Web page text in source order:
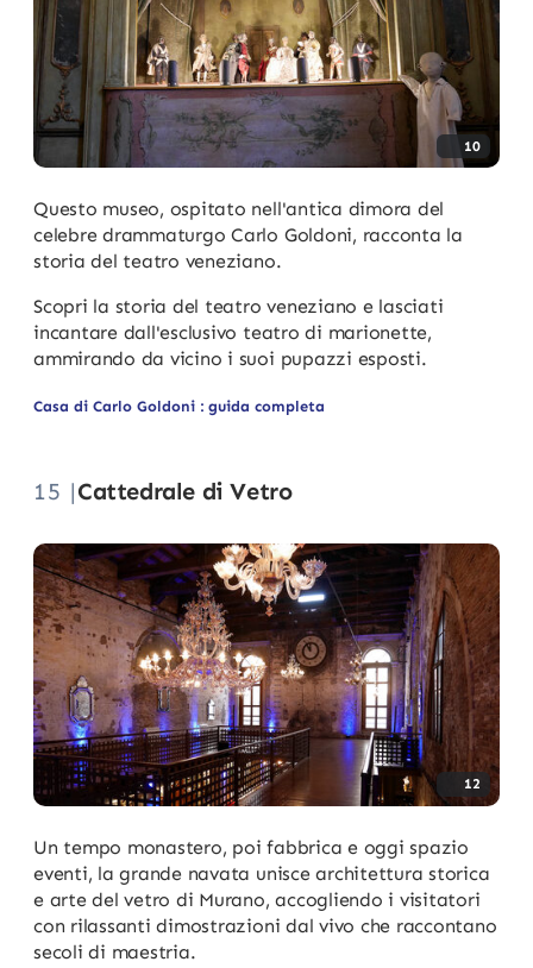
10
Questo museo, ospitato nell'antica dimora del
celebre drammaturgo Carlo Goldoni, racconta la
storia del teatro veneziano.
Scopri la storia del teatro veneziano e lasciati
incantare dall'esclusivo teatro di marionette,
ammirando da vicino i suoi pupazzi esposti.
Casa di Carlo Goldoni : guida completa
15 |Cattedrale di Vetro
12
Un tempo monastero, poi fabbrica e oggi spazio
eventi, la grande navata unisce architettura storica
e arte del vetro di Murano, accogliendo i visitatori
con rilassanti dimostrazioni dal vivo che raccontano
secoli di maestria.